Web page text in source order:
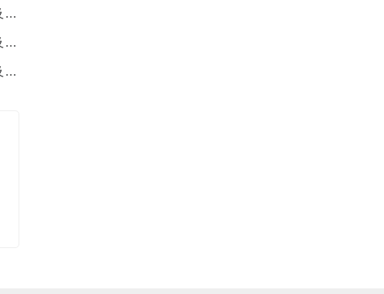
2021年网络教育统考大学英语B阅读理解模拟题及答案23
2021年网络教育统考大学英语B阅读理解模拟题及答案21
2021年网络教育统考大学英语B阅读理解模拟题及答案19